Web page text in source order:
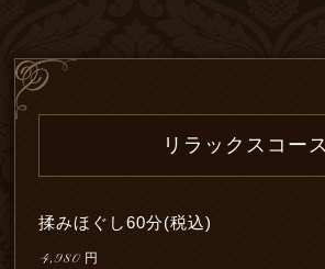
リラックスコース
揉みほぐし60分(税込)
4,980 円